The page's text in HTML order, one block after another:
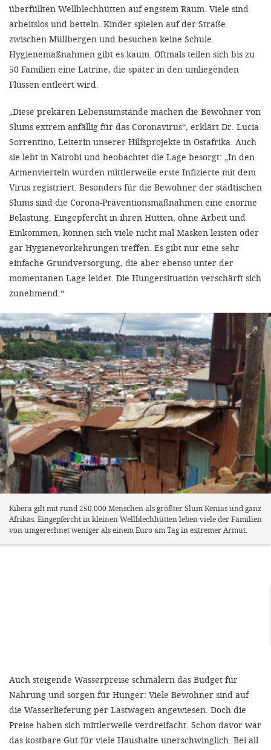
überfüllten Wellblechhütten auf engstem Raum. Viele sind
arbeitslos und betteln. Kinder spielen auf der Straße
zwischen Müllbergen und besuchen keine Schule.
Hygienemaßnahmen gibt es kaum. Oftmals teilen sich bis zu
50 Familien eine Latrine, die später in den umliegenden
Flüssen entleert wird.
„Diese prekären Lebensumstände machen die Bewohner von
Slums extrem anfällig für das Coronavirus“, erklärt Dr. Lucia
Sorrentino, Leiterin unserer Hilfsprojekte in Ostafrika. Auch
sie lebt in Nairobi und beobachtet die Lage besorgt: „In den
Armenvierteln wurden mittlerweile erste Infizierte mit dem
Virus registriert. Besonders für die Bewohner der städtischen
Slums sind die Corona-Präventionsmaßnahmen eine enorme
Belastung. Eingepfercht in ihren Hütten, ohne Arbeit und
Einkommen, können sich viele nicht mal Masken leisten oder
gar Hygienevorkehrungen treffen. Es gibt nur eine sehr
einfache Grundversorgung, die aber ebenso unter der
momentanen Lage leidet. Die Hungersituation verschärft sich
zunehmend.“
Kibera gilt mit rund 250.000 Menschen als größter Slum Kenias und ganz
Afrikas. Eingepfercht in kleinen Wellblechhütten leben viele der Familien
von umgerechnet weniger als einem Euro am Tag in extremer Armut.
Auch steigende Wasserpreise schmälern das Budget für
Nahrung und sorgen für Hunger: Viele Bewohner sind auf
die Wasserlieferung per Lastwagen angewiesen. Doch die
Preise haben sich mittlerweile verdreifacht. Schon davor war
das kostbare Gut für viele Haushalte unerschwinglich. Bei all